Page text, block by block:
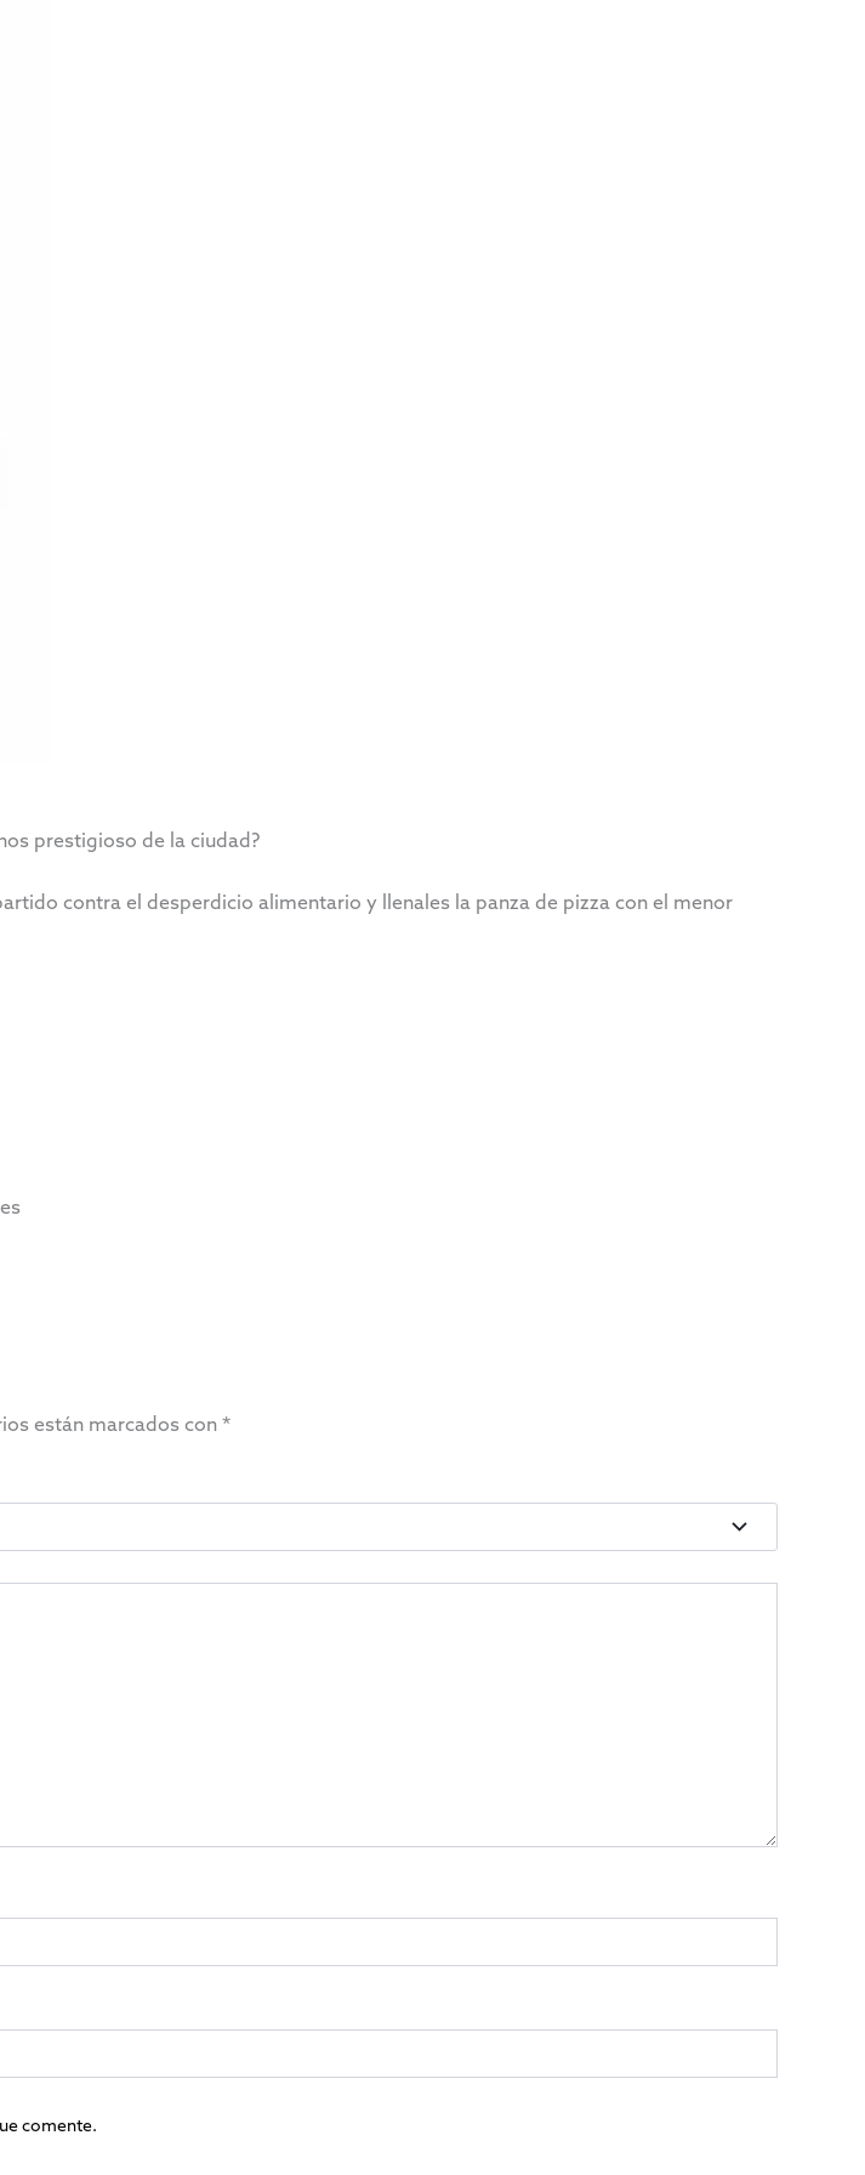
prestigioso de la ciudad?
contra el desperdicio alimentario y llenales la panza de pizza con el menor
están marcados con *
comente.